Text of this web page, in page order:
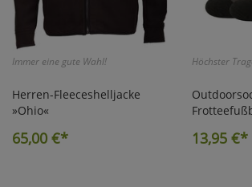
Immer eine gute Wahl!
Herren-Fleeceshelljacke
»Ohio«
65,00 €*
Höchster
13,95 €*